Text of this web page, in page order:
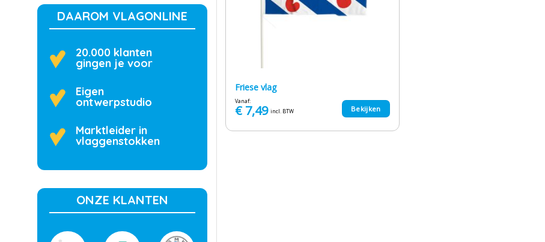
DAAROM VLAGONLINE
20.000 klanten
gingen je voor
Eigen
ontwerpstudio
Marktleider in
vlaggenstokken
ONZE KLANTEN
Friese vlag
Vanaf:
€7,49 incl. BTW Bekijken